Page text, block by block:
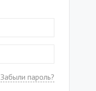
Забыли пароль?